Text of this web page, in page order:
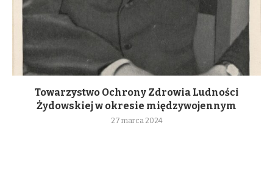
Towarzystwo Ochrony Zdrowia Ludności
Żydowskiej w okresie międzywojennym
27 marca 2024